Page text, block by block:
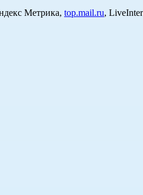
Метрика, top.mail.ru,